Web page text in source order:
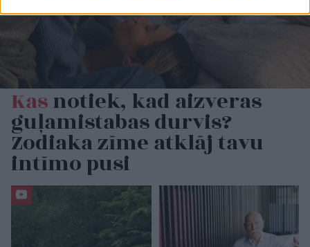
Kasnotiek, kad aizveras
guļamistabas durvis?
Zodiaka zīme atklāj tavu
intīmo pusi